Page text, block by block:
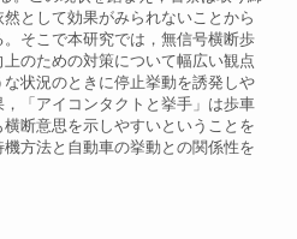
として効果がみられないことから
そこで本研究では，無信号横断歩
のための対策について幅広い観点
状況のときに停止挙動を誘発しや
「アイコンタクトと挙手」は歩車
断意思を示しやすいということを
方法と自動車の挙動との関係性を